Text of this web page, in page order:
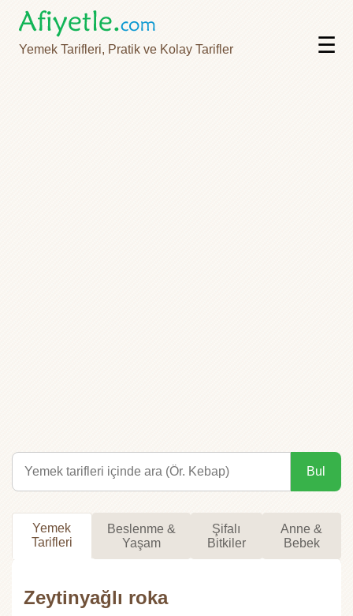
Yemek Tarifleri, Pratik ve Kolay Tarifler ☰
Bul
Yemek
Tarifleri
Beslenme &
Yaşam
Şifalı
Bitkiler
Anne &
Bebek
Zeytinyağlı roka